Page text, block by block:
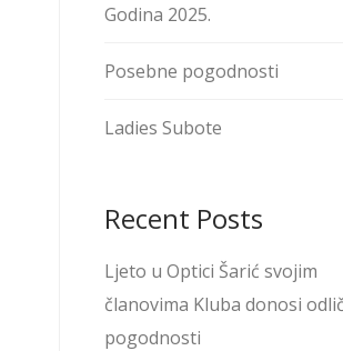
Godina 2025.
Posebne pogodnosti
Ladies Subote
Recent Posts
Ljeto u Optici Šarić svojim
članovima Kluba donosi
pogodnosti